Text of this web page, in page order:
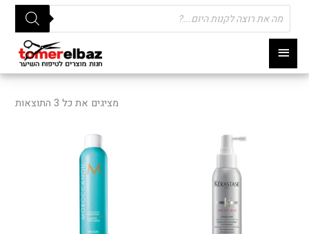
תפריט
ראשי
Products
search
מציגים את כל ⁦3⁩ התוצאות לפי